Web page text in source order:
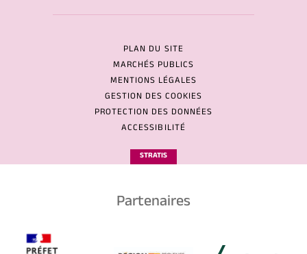
PLAN DU SITE
MARCHÉS PUBLICS
MENTIONS LÉGALES
GESTION DES COOKIES
PROTECTION DES DONNÉES
ACCESSIBILITÉ
STRATIS
Partenaires